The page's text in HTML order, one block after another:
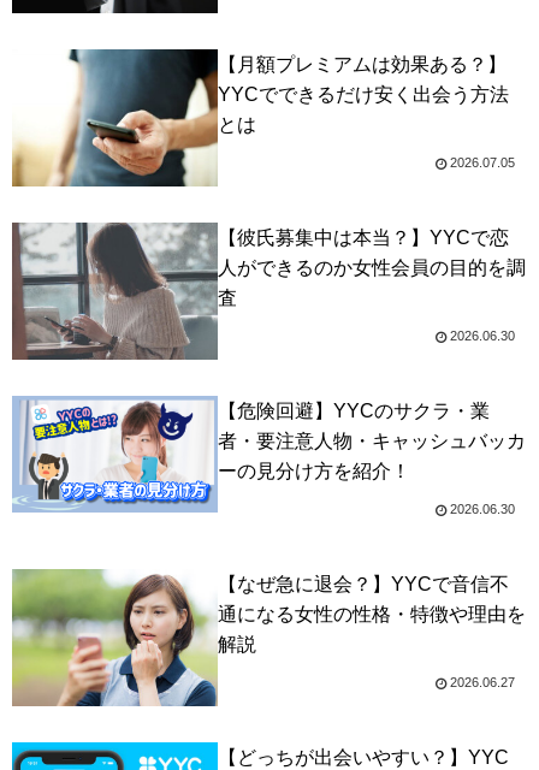
【月額プレミアムは効果ある？】
YYCでできるだけ安く出会う方法
とは
2026.07.05
【彼氏募集中は本当？】YYCで恋
人ができるのか女性会員の目的を調
査
2026.06.30
【危険回避】YYCのサクラ・業
者・要注意人物・キャッシュバッカ
ーの見分け方を紹介！
2026.06.30
【なぜ急に退会？】YYCで音信不
通になる女性の性格・特徴や理由を
解説
2026.06.27
【どっちが出会いやすい？】YYC